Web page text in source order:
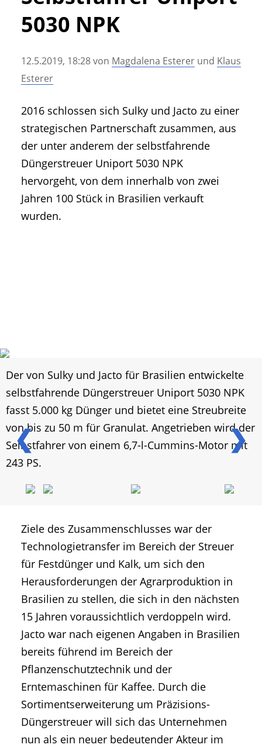
• Messen und Veranstaltungen
• Agritechnica Neuheiten Archiv
• Artikel nach Hersteller/Marke
5030 NPK
12.5.2019, 18:28von Magdalena Esterer und Klaus
Esterer
2016 schlossen sich Sulky und Jacto zu einer
strategischen Partnerschaft zusammen, aus
der unter anderem der selbstfahrende
Düngerstreuer Uniport 5030 NPK
hervorgeht, von dem innerhalb von zwei
Jahren 100 Stück in Brasilien verkauft
wurden.
❮ ❯
Der von Sulky und Jacto für Brasilien entwickelte
selbstfahrende Düngerstreuer Uniport 5030 NPK
fasst 5.000 kg Dünger und bietet eine Streubreite
von bis zu 50 m für Granulat. Angetrieben wird der
Selbstfahrer von einem 6,7-l-Cummins-Motor mit
243 PS.
Ziele des Zusammenschlusses war der
Technologietransfer im Bereich der Streuer
für Festdünger und Kalk, um sich den
Herausforderungen der Agrarproduktion in
Brasilien zu stellen, die sich in den nächsten
15 Jahren voraussichtlich verdoppeln wird.
Jacto war nach eigenen Angaben in Brasilien
bereits führend im Bereich der
Pflanzenschutztechnik und der
Erntemaschinen für Kaffee. Durch die
Sortimentserweiterung um Präzisions-
Düngerstreuer will sich das Unternehmen
nun als ein neuer bedeutender Akteur im